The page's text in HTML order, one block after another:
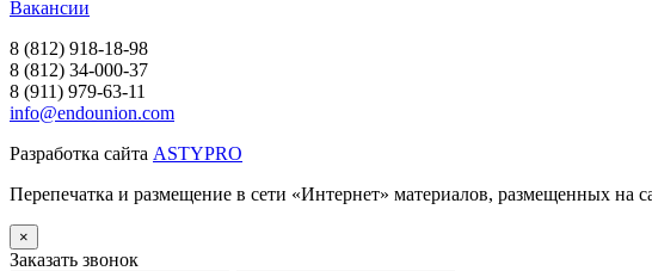
Вакансии
8 (812) 918-18-98
8 (812) 34-000-37
8 (911) 979-63-11
info@endounion.com
Разработка сайта ASTYPRO
Перепечатка и размещение в сети «Интернет» материалов, размещенных
×
Заказать звонок